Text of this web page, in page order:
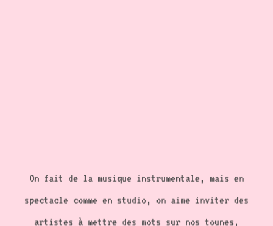
On fait de la musique instrumentale, mais en
spectacle comme en studio, on aime inviter des
artistes à mettre des mots sur nos tounes,